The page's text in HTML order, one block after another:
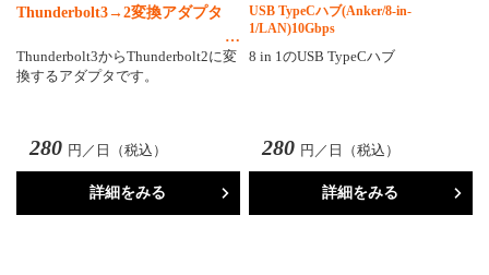
Thunderbolt3→2変換アダプタ
Thunderbolt3からThunderbolt2に変
換するアダプタです。
280 円／日（税込）
詳細をみる
USB TypeCハブ(Anker/8-in-
1/LAN)10Gbps
8 in 1のUSB TypeCハブ
280 円／日（税込）
詳細をみる